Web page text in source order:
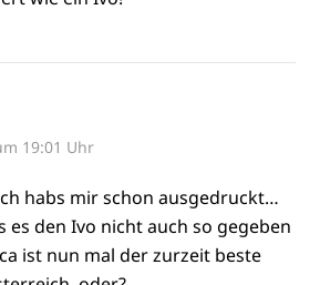
19:01 Uhr
habs mir schon ausgedruckt…
es den Ivo nicht auch so gegeben
ist nun mal der zurzeit beste